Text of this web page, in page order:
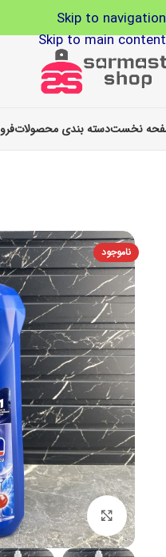
Skip to navigation
Skip to main content
نخستدسته بندی محصولات
ناموجود
بزرگنمایی تصویر